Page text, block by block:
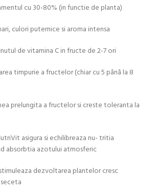
cu 30-80% (in functie de planta)
culori puternice si aroma intensa
de vitamina C in fructe de 2-7 ori
timpurie a fructelor (chiar cu 5 pânâ la 8
prelungita a fructelor si creste toleranta la
asigura si echilibreaza nu- tritia
absorbtia azotului atmosferic
dezvoltarea plantelor cresc